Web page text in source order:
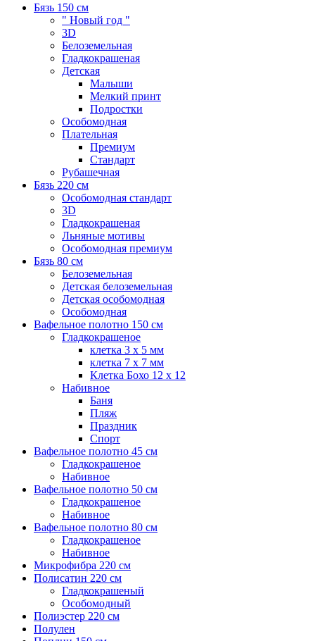
Бязь 150 см
" Новый год "
3D
Белоземельная
Гладкокрашеная
Детская
Малыши
Мелкий принт
Подростки
Особомодная
Плательная
Премиум
Стандарт
Рубашечная
Бязь 220 см
Особомодная стандарт
3D
Гладкокрашеная
Льняные мотивы
Особомодная премиум
Бязь 80 см
Белоземельная
Детская белоземельная
Детская особомодная
Особомодная
Вафельное полотно 150 см
Гладкокрашеное
клетка 3 х 5 мм
клетка 7 х 7 мм
Клетка Бохо 12 x 12
Набивное
Баня
Пляж
Праздник
Спорт
Вафельное полотно 45 см
Гладкокрашеное
Набивное
Вафельное полотно 50 см
Гладкокрашеное
Набивное
Вафельное полотно 80 см
Гладкокрашеное
Набивное
Микрофибра 220 см
Полисатин 220 см
Гладкокрашеный
Особомодный
Полиэстер 220 см
Полулен